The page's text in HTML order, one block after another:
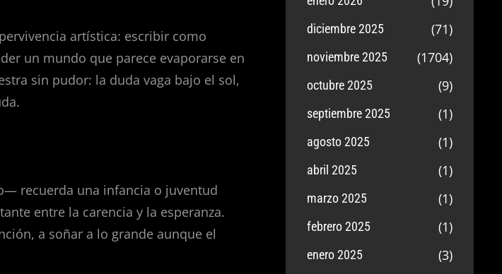
artística: escribir como
un mundo que parece evaporarse en
sin pudor: la duda vaga bajo el sol,
recuerda una infancia o juventud
entre la carencia y la esperanza.
a soñar a lo grande aunque el
diciembre 2025 (71)
noviembre 2025 (1704)
octubre 2025 (9)
septiembre 2025 (1)
agosto 2025 (1)
abril 2025 (1)
marzo 2025 (1)
febrero 2025 (1)
enero 2025 (3)